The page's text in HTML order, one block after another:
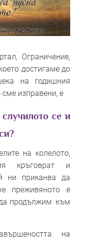
Ограничение,
достигаме до
на годишния
изправени, е
се и
на колелото,
кръговрат и
ни приканва да
преживяното е
продължим към
на